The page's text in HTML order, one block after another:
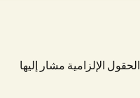
الحقول الإلزامية مشار إليها